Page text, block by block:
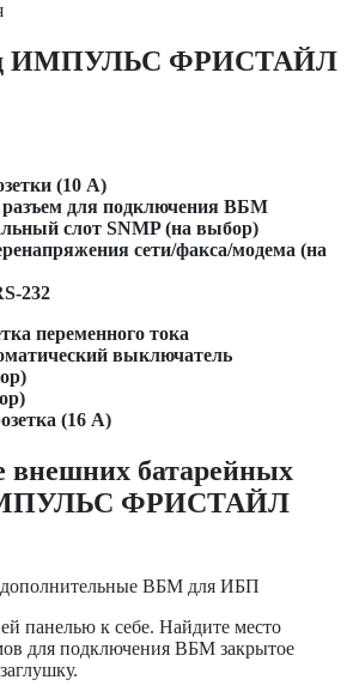
ИМПУЛЬС ФРИСТАЙЛ
(10 А)
для подключения ВБМ
слот SNMP (на выбор)
сети/факса/модема (на
232
переменного тока
выключатель
(16 А)
внешних батарейных
ФРИСТАЙЛ
дополнительные ВБМ для ИБП
панелью к себе. Найдите место
для подключения ВБМ закрытое